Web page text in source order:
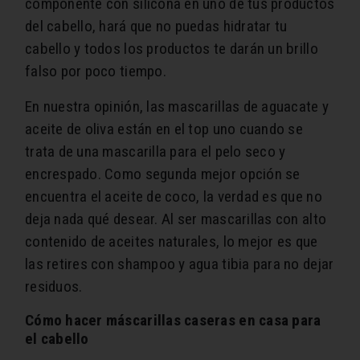
componente con silicona en uno de tus productos
del cabello, hará que no puedas hidratar tu
cabello y todos los productos te darán un brillo
falso por poco tiempo.
En nuestra opinión, las mascarillas de aguacate y
aceite de oliva están en el top uno cuando se
trata de una mascarilla para el pelo seco y
encrespado. Como segunda mejor opción se
encuentra el aceite de coco, la verdad es que no
deja nada qué desear. Al ser mascarillas con alto
contenido de aceites naturales, lo mejor es que
las retires con shampoo y agua tibia para no dejar
residuos.
Cómo hacer máscarillas caseras en casa para
el cabello